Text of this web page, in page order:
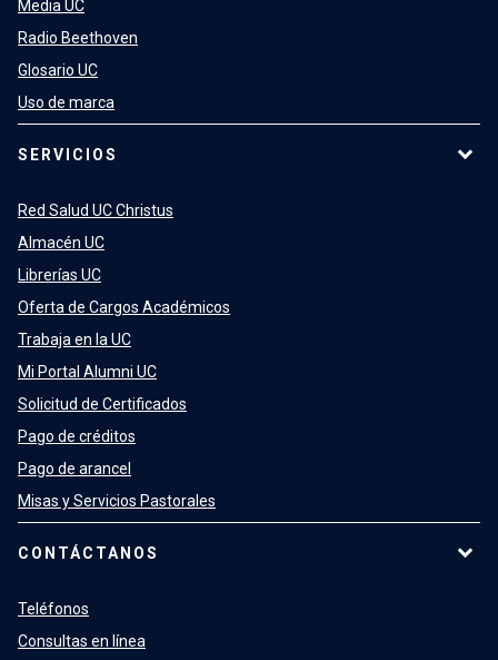
Media UC
Radio Beethoven
Glosario UC
Uso de marca
SERVICIOS
Red Salud UC Christus
Almacén UC
Librerías UC
Oferta de Cargos Académicos
Trabaja en la UC
Mi Portal Alumni UC
Solicitud de Certificados
Pago de créditos
Pago de arancel
Misas y Servicios Pastorales
CONTÁCTANOS
Teléfonos
Consultas en línea